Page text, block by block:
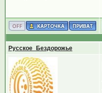
Русское_Бездорожье